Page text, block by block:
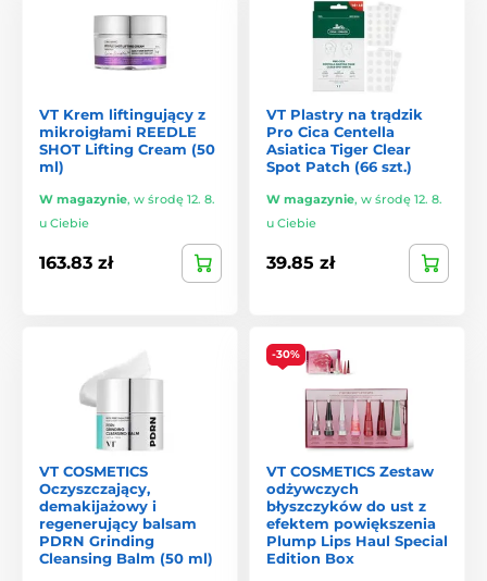
VT Krem liftingujący z
mikroigłami REEDLE
SHOT Lifting Cream (50
ml)
W magazynie, w środę 12. 8.
u Ciebie
163.83 zł
VT Plastry na trądzik
Pro Cica Centella
Asiatica Tiger Clear
Spot Patch (66 szt.)
W magazynie, w środę 12. 8.
u Ciebie
39.85 zł
VT COSMETICS
Oczyszczający,
demakijażowy i
regenerujący balsam
PDRN Grinding
Cleansing Balm (50 ml)
-30%
VT COSMETICS Zestaw
odżywczych
błyszczyków do ust z
efektem powiększenia
Plump Lips Haul Special
Edition Box